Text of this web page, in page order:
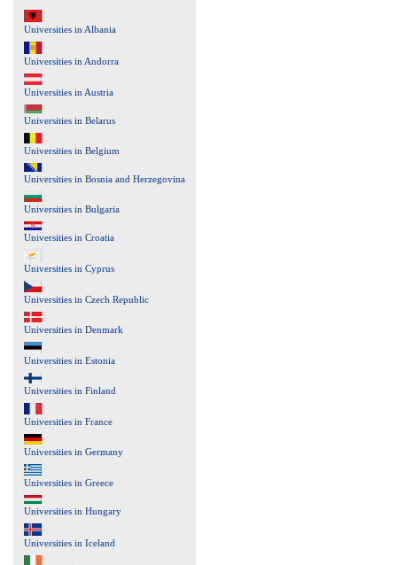
Universities in Albania
Universities in Andorra
Universities in Austria
Universities in Belarus
Universities in Belgium
Universities in Bosnia and Herzegovina
Universities in Bulgaria
Universities in Croatia
Universities in Cyprus
Universities in Czech Republic
Universities in Denmark
Universities in Estonia
Universities in Finland
Universities in France
Universities in Germany
Universities in Greece
Universities in Hungary
Universities in Iceland